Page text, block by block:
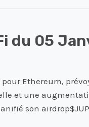
du 05
Ethereum,
et une
son